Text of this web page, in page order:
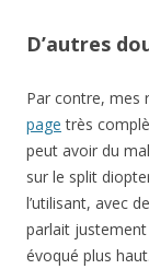
D’autres
Par contre, mes
page très
peut avoir du
sur le split
l’utilisant, avec
parlait justement
évoqué plus